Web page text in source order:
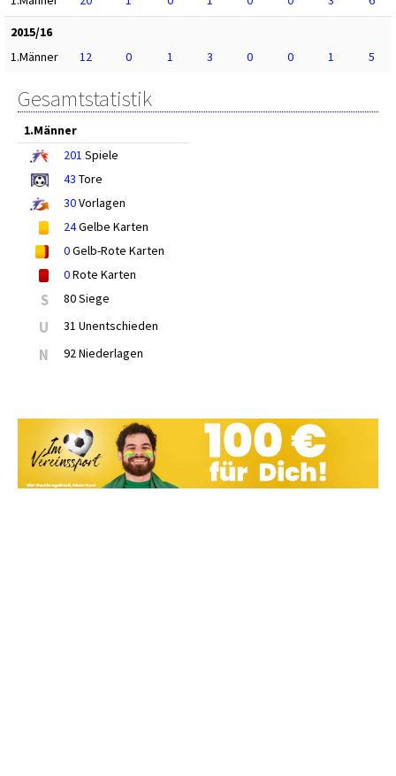
2015/16
1.Männer
12 0 1 3 0 0 1 5
Gesamtstatistik
1.Männer
201 Spiele
43 Tore
30Vorlagen
24Gelbe Karten
0Gelb-Rote Karten
0Rote Karten
S 80 Siege
U 31 Unentschieden
N 92 Niederlagen